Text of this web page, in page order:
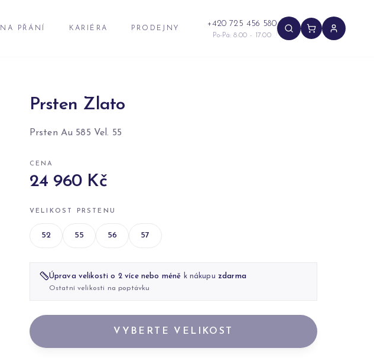
NA PŘÁNÍ KARIÉRA PRODEJNY +420 725 456 580
Po-Pá: 8:00 - 17:00
Prsten Zlato
Prsten Au 585 Vel. 55
CENA
24 960 Kč
VELIKOST PRSTENU
52 55 56 57
Úprava velikosti o 2 více nebo méně k nákupu zdarma
Ostatní velikosti na poptávku
VYBERTE VELIKOST